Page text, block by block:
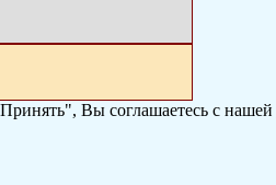
Вы соглашаетесь с нашей